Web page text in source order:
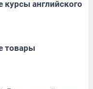
курсы английского
товары